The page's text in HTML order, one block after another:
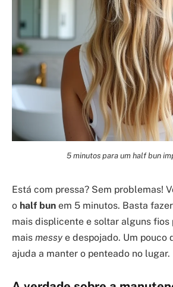
5 minutos para um half bun
Está com pressa? Sem problemas!
o half bun em 5 minutos. Basta
mais displicente e soltar alguns fios
mais messy e despojado. Um pouco
ajuda a manter o penteado no lugar.